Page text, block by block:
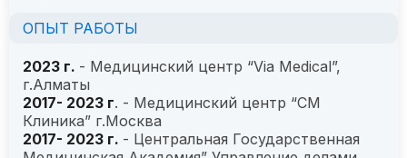
ОПЫТ РАБОТЫ
2023 г. - Медицинский центр “Via Medical”,
г.Алматы
2017- 2023 г. - Медицинский центр “СМ
Клиника” г.Москва
2017- 2023 г. - Центральная Государственная